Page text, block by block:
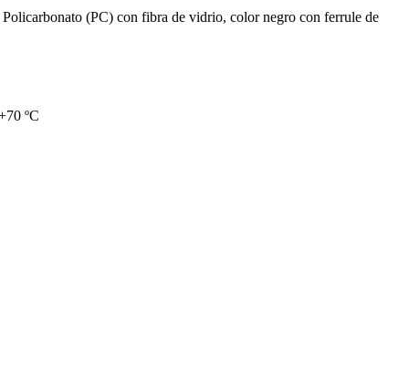
(PC) con fibra de vidrio, color negro con ferrule de
ºC